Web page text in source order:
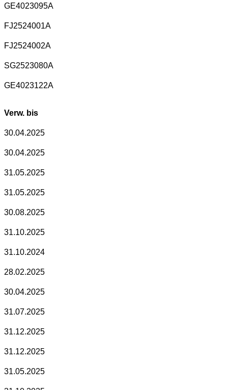
GE4023095A
FJ2524001A
FJ2524002A
SG2523080A
GE4023122A
Verw. bis
30.04.2025
30.04.2025
31.05.2025
31.05.2025
30.08.2025
31.10.2025
31.10.2024
28.02.2025
30.04.2025
31.07.2025
31.12.2025
31.12.2025
31.05.2025